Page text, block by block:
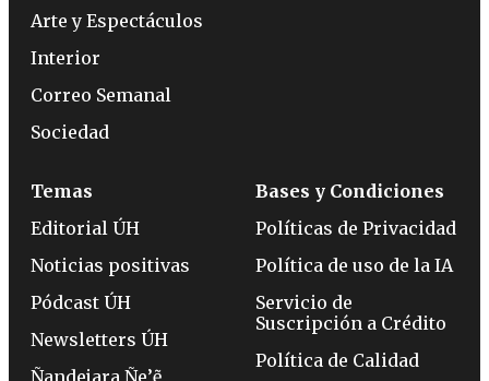
Arte y Espectáculos
Interior
Correo Semanal
Sociedad
Temas
Editorial ÚH
Noticias positivas
Pódcast ÚH
Newsletters ÚH
Ñandejara Ñe’ẽ
Bases y Condiciones
Políticas de Privacidad
Política de uso de la IA
Servicio de
Suscripción a Crédito
Política de Calidad